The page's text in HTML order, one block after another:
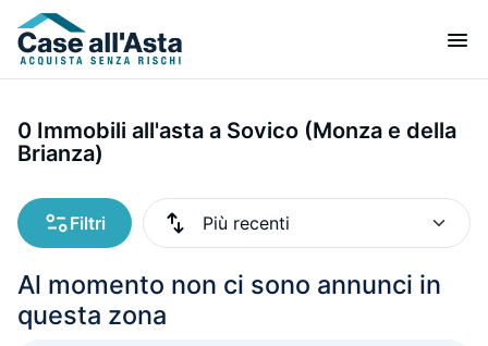
0 Immobili all'asta a Sovico (Monza e della
Brianza)
Filtri
Al momento non ci sono annunci in
questa zona